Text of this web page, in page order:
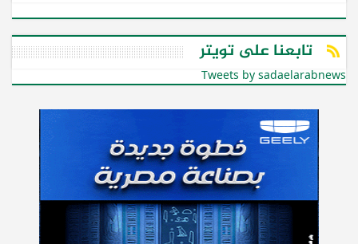
تابعنا على تويتر
Tweets by sadaelarabnews